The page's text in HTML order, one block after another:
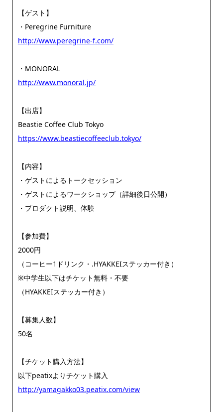
【ゲスト】
・Peregrine Furniture
http://www.peregrine-f.com/
・MONORAL
http://www.monoral.jp/
【出店】
Beastie Coffee Club Tokyo
https://www.beastiecoffeeclub.tokyo/
【内容】
・ゲストによるトークセッション
・ゲストによるワークショップ（詳細後日公開）
・プロダクト説明、体験
【参加費】
2000円
（コーヒー1ドリンク・.HYAKKEIステッカー付き）
※中学生以下はチケット無料・不要
（HYAKKEIステッカー付き）
【募集人数】
50名
【チケット購入方法】
以下peatixよりチケット購入
http://yamagakko03.peatix.com/view